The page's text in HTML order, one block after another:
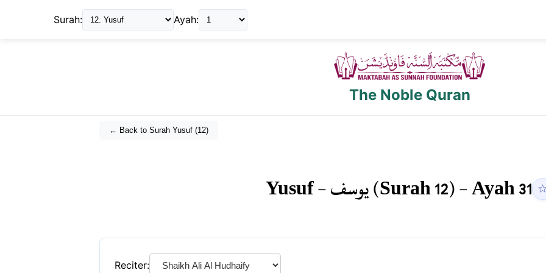
Surah: Ayah:
The Noble Quran
← Back to Surah Yusuf (12)
Yusuf-يوسف(Surah12) - Ayah31
Reciter: